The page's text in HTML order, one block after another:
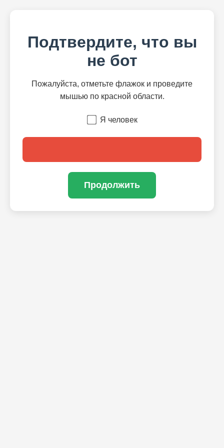
Подтвердите, что вы
не бот
Пожалуйста, отметьте флажок и проведите
мышью по красной области.
Я человек
Продолжить